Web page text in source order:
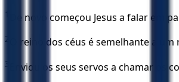
1 De novo começou Jesus a falar em
2 O reino dos céus é semelhante a
3 Enviou os seus servos a chamar os